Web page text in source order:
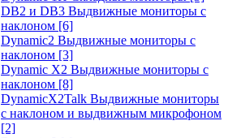
DB2 и DB3 Выдвижные мониторы с
наклоном [6]
Dynamic2 Выдвижные мониторы с
наклоном [3]
Dynamic X2 Выдвижные мониторы с
наклоном [8]
DynamicX2Talk Выдвижные мониторы
с наклоном и выдвижным микрофоном
[2]